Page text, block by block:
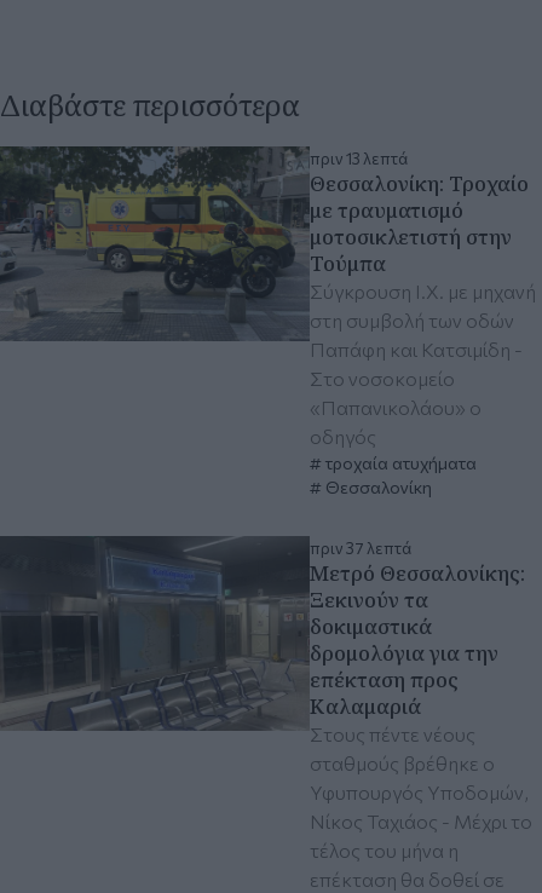
Διαβάστε περισσότερα
πριν 13 λεπτά
Θεσσαλονίκη: Τροχαίο
με τραυματισμό
μοτοσικλετιστή στην
Τούμπα
Σύγκρουση Ι.Χ. με μηχανή
στη συμβολή των οδών
Παπάφη και Κατσιμίδη -
Στο νοσοκομείο
«Παπανικολάου» ο
οδηγός
τροχαία ατυχήματα
Θεσσαλονίκη
πριν 37 λεπτά
Μετρό Θεσσαλονίκης:
Ξεκινούν τα
δοκιμαστικά
δρομολόγια για την
επέκταση προς
Καλαμαριά
Στους πέντε νέους
σταθμούς βρέθηκε ο
Υφυπουργός Υποδομών,
Νίκος Ταχιάος - Μέχρι το
τέλος του μήνα η
επέκταση θα δοθεί σε